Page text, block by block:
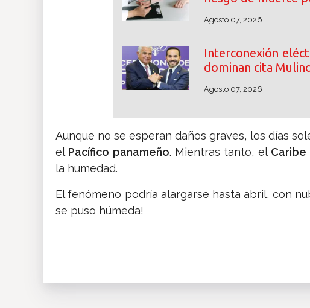
Agosto 07, 2026
Interconexión
dominan cita
Agosto 07, 2026
Aunque no se esperan daños graves, los días
el Pacífico panameño. Mientras tanto, el Caribe
la humedad.
El fenómeno podría alargarse hasta abril, con
se puso húmeda!